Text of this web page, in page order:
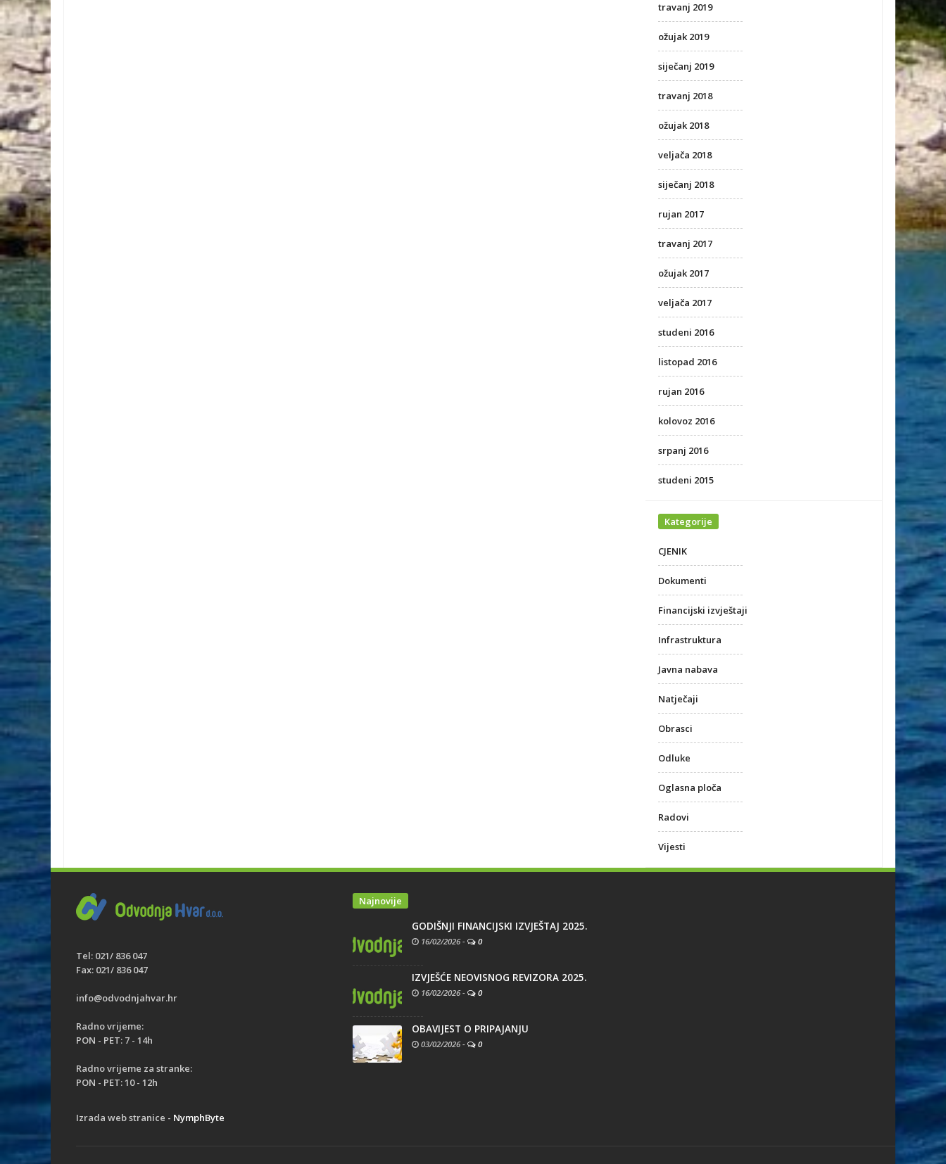
travanj 2019
ožujak 2019
siječanj 2019
travanj 2018
ožujak 2018
veljača 2018
siječanj 2018
rujan 2017
travanj 2017
ožujak 2017
veljača 2017
studeni 2016
listopad 2016
rujan 2016
kolovoz 2016
srpanj 2016
studeni 2015
Kategorije
CJENIK
Dokumenti
Financijski izvještaji
Infrastruktura
Javna nabava
Natječaji
Obrasci
Odluke
Oglasna ploča
Radovi
Vijesti
Tel: 021/ 836 047
Fax: 021/ 836 047
info@odvodnjahvar.hr
Radno vrijeme:
PON - PET: 7 - 14h
Radno vrijeme za stranke:
PON - PET: 10 - 12h
Izrada web stranice - NymphByte
Najnovije
GODIŠNJI FINANCIJSKI IZVJEŠTAJ 2025.
16/02/2026- 0
IZVJEŠĆE NEOVISNOG REVIZORA 2025.
16/02/2026- 0
OBAVIJEST O PRIPAJANJU
03/02/2026- 0